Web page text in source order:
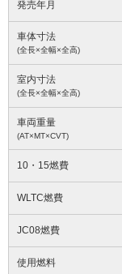
発売年月
車体寸法
(全長×全幅×全高)
室内寸法
(全長×全幅×全高)
車両重量
(AT×MT×CVT)
10・15燃費
WLTC燃費
JC08燃費
使用燃料